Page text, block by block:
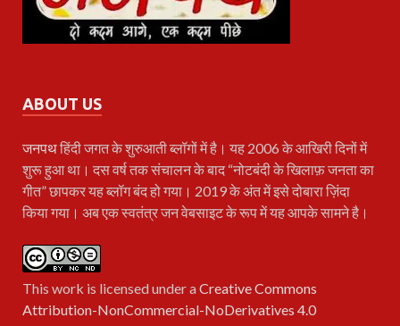
ABOUT US
जनपथहिंदी जगत के शुरुआती ब्लॉगों में है। यह 2006 के आखिरी दिनों में
शुरू हुआ था। दस वर्ष तक संचालन के बाद “नोटबंदी के खिलाफ़ जनता का
गीत” छापकर यह ब्लॉग बंद हो गया। 2019 के अंत में इसे दोबारा ज़िंदा
किया गया। अब एक स्वतंत्र जन वेबसाइट के रूप में यह आपके सामने है।
This work is licensed under aCreative Commons
Attribution-NonCommercial-NoDerivatives 4.0